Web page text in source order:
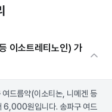
이소트레티노인) 가
여드름약(이소티논, 니메겐 등
6,000원입니다. 송파구 여드